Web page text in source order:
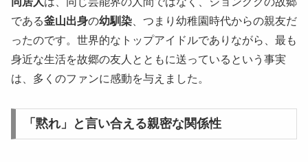
である釜山出身の幼馴染 、つまり幼稚園時代からの親友だ
ったのです。世界的なトップアイドルでありながら、最も
身近な生活を故郷の友人とともに送っているという事実
は、多くのファンに感動を与えました。
「黙れ」と言い合える親密な関係性